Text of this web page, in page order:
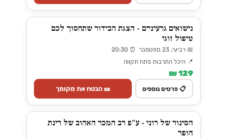
נישואים גרעיניים - הצגת הבידור שתחסוך לכם
טיפול זוגי
📅 רביעי, 23 ספטמבר ⏰ 20:30
📍 היכל התרבות פתח תקווה
129 ₪
📋 פרטים נוספים 🎫 הבטח את מקומך
הסינור של רוני - ע"פ רב המכר האהוב של רינת
הופר